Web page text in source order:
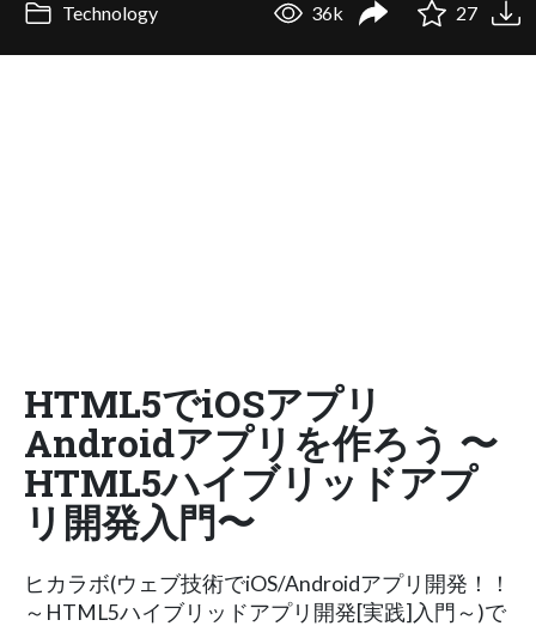
Technology 36k 27
HTML5でiOSアプリ
Androidアプリを作ろう 〜
HTML5ハイブリッドアプ
リ開発入門〜
ヒカラボ(ウェブ技術でiOS/Androidアプリ開発！！
～HTML5ハイブリッドアプリ開発[実践]入門～)で